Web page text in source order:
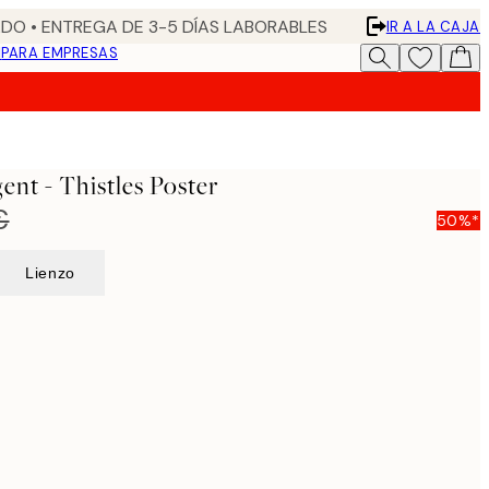
• ENTREGA DE 3-5 DÍAS LABORABLES
IR A LA CAJA
PARA EMPRESAS
- Thistles Poster
50%*
Lienzo